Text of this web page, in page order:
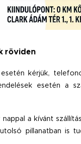
röviden
esetén kérjük,
esetén a
a kívánt
pillanatban is